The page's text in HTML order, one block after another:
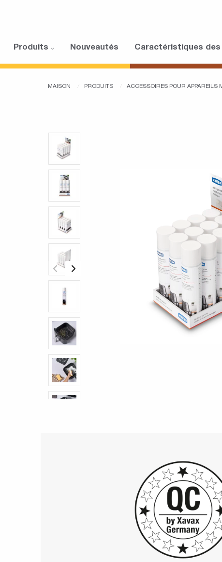
Produits Nouveautés Caractéristiques
MAISON PRODUITS ACCESSOIRES POUR APPAREILS